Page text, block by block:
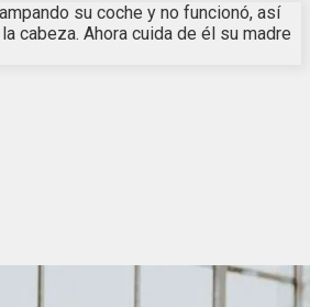
su coche y no funcionó, así
cabeza. Ahora cuida de él su madre